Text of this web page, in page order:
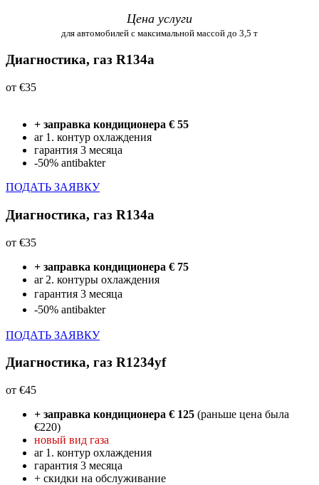
Цена услуги
для автомобилей с максимальной массой до 3,5 т
Диагностика, газ R134a
от €35
+ заправка кондиционера € 55
ar 1. контур охлаждения
гарантия 3 месяца
-50% antibakter
ПОДАТЬ ЗАЯВКУ
Диагностика, газ R134a
от €35
+ заправка кондиционера € 75
ar 2. контуры охлаждения
гарантия 3 месяца
-50% antibakter
ПОДАТЬ ЗАЯВКУ
Диагностика, газ R1234yf
от €45
+ заправка кондиционера € 125 (раньше цена была
€220)
новый вид газа
ar 1. контур охлаждения
гарантия 3 месяца
+ скидки на обслуживание